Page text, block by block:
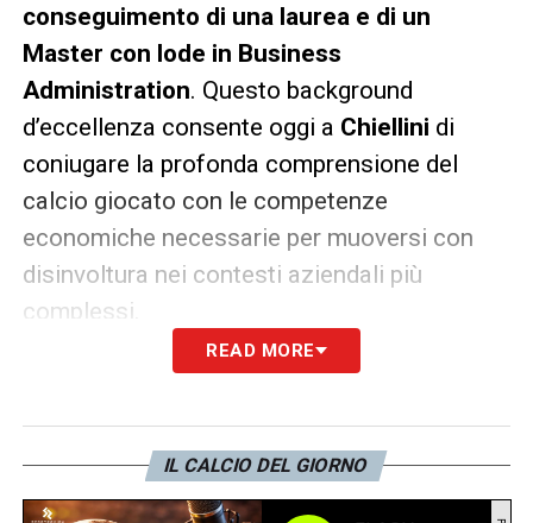
conseguimento di una laurea e di un
Master con lode in Business
Administration. Questo background
d’eccellenza consente oggi a Chiellini di
coniugare la profonda comprensione del
calcio giocato con le competenze
economiche necessarie per muoversi con
disinvoltura nei contesti aziendali più
complessi.
Di seguito il comunicato ufficiale:
«Giorgio Chiellini assume il ruolo di Chief
Club Affairs Officer, rafforzando la capacità
di Juventus di dialogare, costruire relazioni e
READ MORE
IL CALCIO DEL GIORNO